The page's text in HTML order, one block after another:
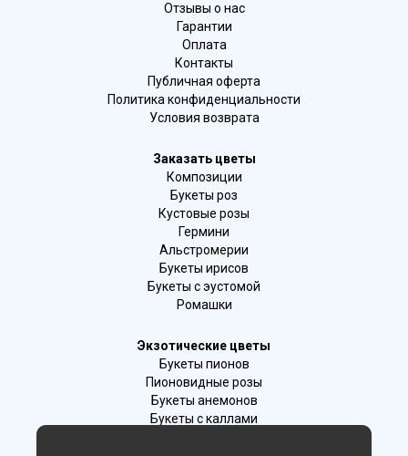
Отзывы о нас
Гарантии
Оплата
Контакты
Публичная оферта
Политика конфиденциальности
Условия возврата
Заказать цветы
Композиции
Букеты роз
Кустовые розы
Гермини
Альстромерии
Букеты ирисов
Букеты с эустомой
Ромашки
Экзотические цветы
Букеты пионов
Пионовидные розы
Букеты анемонов
Букеты с каллами